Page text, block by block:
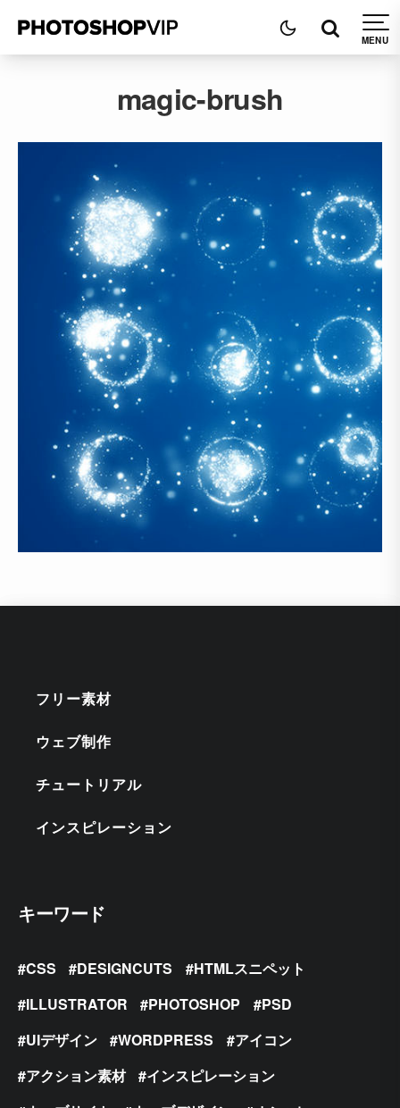
magic-brush
フリー素材
ウェブ制作
チュートリアル
インスピレーション
キーワード
CSS DESIGNCUTS
HTMLスニペット
ILLUSTRATOR
PHOTOSHOP
PSD
UIデザイン
WORDPRESS
アイコン
アクション素材
インスピレーション